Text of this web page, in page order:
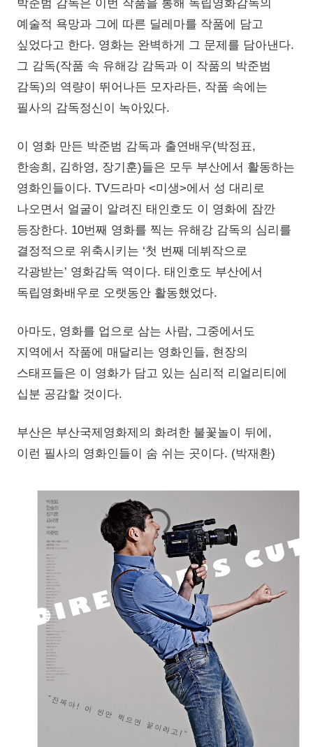
박준범 감독은 이번 작품을 통해 독립영화감독의
예술적 욕망과 그에 따른 딜레마를 작품에 담고
싶었다고 한다. 영화는 완벽하게 그 문제를 담아낸다.
그 감독(작품 속 유해강 감독과 이 작품의 박준범
감독)의 역량이 뛰어나든 모자라든, 작품 속에는
필사의 감독정신이 녹아있다.
이 영화 만든 박준범 감독과 출연배우(박정표,
한송희, 김하영, 장기훈)들은 모두 부산에서 활동하는
영화인들이다. TV드라마 <미생>에서 성 대리로
나오면서 얼굴이 알려진 태인호도 이 영화에 잠깐
등장한다. 10번째 영화를 찍는 유해강 감독의 심리를
결정적으로 위축시키는 ‘첫 번째 데뷔작으로
각광받는’ 영화감독 역이다. 태인호도 부산에서
독립영화배우로 오랫동안 활동했었다.
아마도, 영화를 업으로 삼는 사람, 그중에서도
지역에서 작품에 매달리는 영화인들, 현장의
스태프들은 이 영화가 담고 있는 심리적 리얼리티에
십분 공감할 것이다.
부산은 부산국제영화제의 화려한 불꽃놀이 뒤에,
이런 필사의 영화인들이 숨 쉬는 곳이다. (박재환)